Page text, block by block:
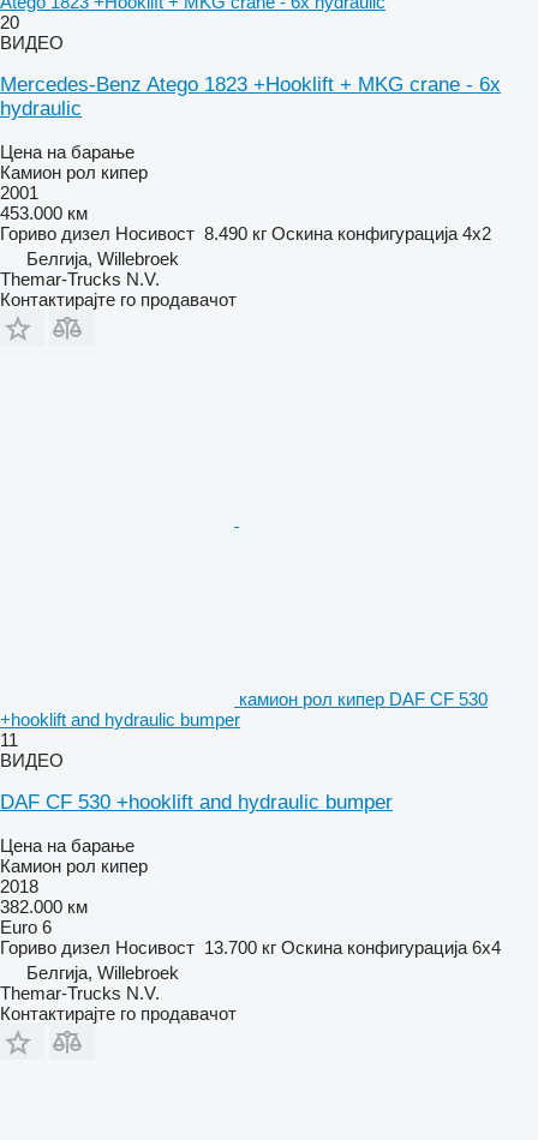
20
ВИДЕО
Mercedes-Benz Atego 1823 +Hooklift + MKG crane - 6x
hydraulic
Цена на барање
Камион рол кипер
2001
453.000 км
Гориво дизел Носивост 8.490 кг Оскина конфигурација 4x2
Белгија, Willebroek
Themar-Trucks N.V.
Контактирајте го продавачот
камион рол кипер DAF CF 530
+hooklift and hydraulic bumper
11
ВИДЕО
DAF CF 530 +hooklift and hydraulic bumper
Цена на барање
Камион рол кипер
2018
382.000 км
Euro 6
Гориво дизел Носивост 13.700 кг Оскина конфигурација 6x4
Белгија, Willebroek
Themar-Trucks N.V.
Контактирајте го продавачот